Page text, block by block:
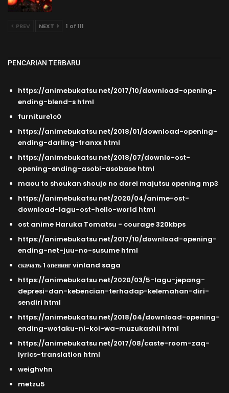
PREV NEXT 1 of 111
PENCARIAN TERBARU
https://animebukatsu net/2017/10/download-opening-
ending-blend-s html
furniture1c0
https://animebukatsu net/2018/01/download-opening-
ending-darling-franxx html
https://animebukatsu net/2018/07/downlo-ost-
opening-ending-asobi-asobase html
maou to shoukan shoujo no dorei majutsu opening mp3
https://animebukatsu net/2020/04/anime-ost-
download-lagu-ost-hello-world html
ost anime Haruka Tomatsu - courage 320kbps
https://animebukatsu net/2017/10/download-opening-
ending-net-juu-no-susume html
скачать 1 опенинг vinland saga
https://animebukatsu net/2020/03/5-lagu-jepang-
depresi-dan-kebencian-terhadap-kelemahan-diri-
sendiri html
https://animebukatsu net/2018/04/download-opening-
ending-wotaku-ni-koi-wa-muzukashii html
https://animebukatsu net/2017/08/caste-room-zaq-
lyrics-translation html
weighvhn
metzu5